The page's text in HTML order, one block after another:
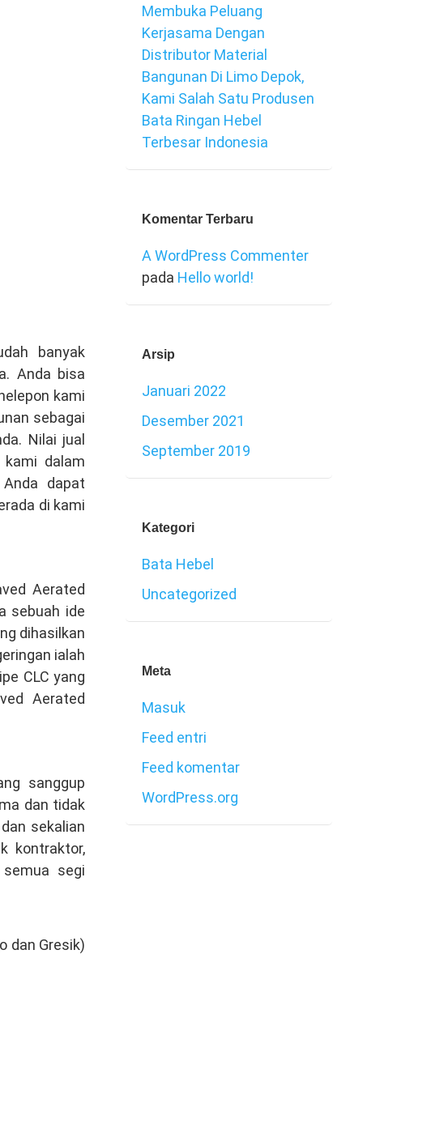
banyak
Anda bisa
kami
sebagai
Nilai jual
dalam
dapat
di kami
Aerated
sebuah ide
dihasilkan
ialah
CLC yang
Aerated
sanggup
dan tidak
sekalian
kontraktor,
segi
dan Gresik)
Membuka Peluang
Kerjasama Dengan
Distributor Material
Bangunan Di Limo Depok,
Kami Salah Satu Produsen
Bata Ringan Hebel
Terbesar Indonesia
Komentar Terbaru
A WordPress Commenter
pada Hello world!
Arsip
Januari 2022
Desember 2021
September 2019
Kategori
Bata Hebel
Uncategorized
Meta
Masuk
Feed entri
Feed komentar
WordPress.org